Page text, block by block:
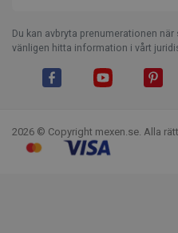
Du kan avbryta prenumerationen
vänligen hitta information i vårt
2026 © Copyright mexen.se. Alla